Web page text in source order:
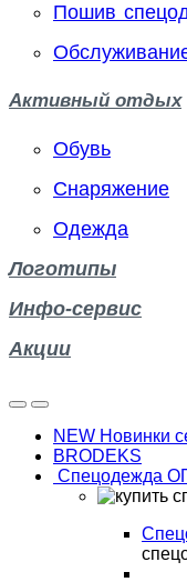
Пошив
Активный отдых
Обувь
Снаряжение
Одежда
Логотипы
Инфо-сервис
Акции
NEW Новинки
BRODEKS
Спецодежда